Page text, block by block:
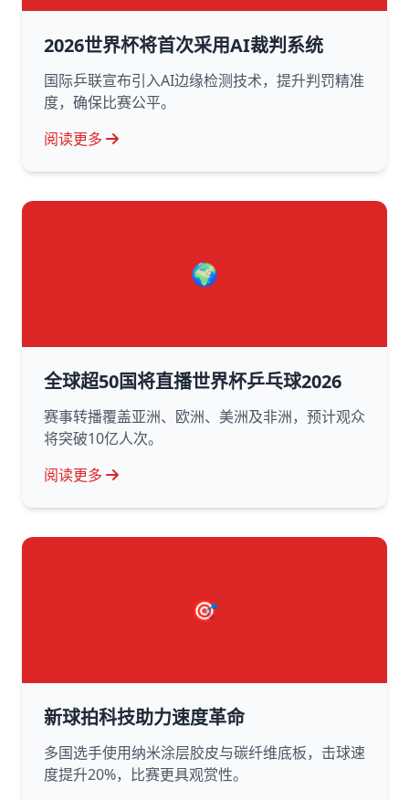
2026世界杯将首次采用AI裁判系统
国际乒联宣布引入AI边缘检测技术，提升判罚精准
度，确保比赛公平。
阅读更多
🌍
全球超50国将直播世界杯乒乓球2026
赛事转播覆盖亚洲、欧洲、美洲及非洲，预计观众
将突破10亿人次。
阅读更多
🎯
新球拍科技助力速度革命
多国选手使用纳米涂层胶皮与碳纤维底板，击球速
度提升20%，比赛更具观赏性。